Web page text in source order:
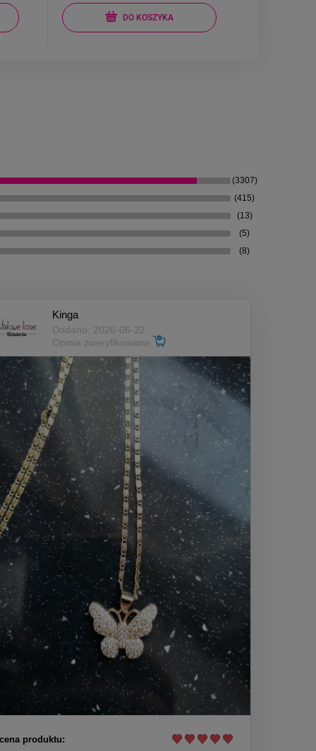
DO KOSZYKA
(3307)
(415)
(13)
(5)
(8)
Kinga
Dodano: 2026-06-22
Opinia zweryfikowana
produktu: